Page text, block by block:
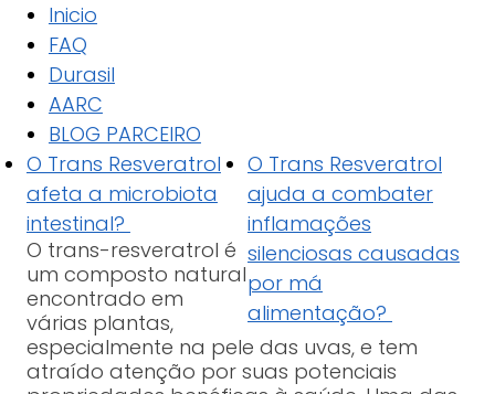
Inicio
FAQ
Durasil
AARC
BLOG PARCEIRO
O Trans Resveratrol
afeta a microbiota
intestinal?
O Trans Resveratrol
ajuda a combater
inflamações
silenciosas causadas
por má
alimentação?
O trans-resveratrol é
um composto natural
encontrado em
várias plantas,
especialmente na pele das uvas, e tem
atraído atenção por suas potenciais